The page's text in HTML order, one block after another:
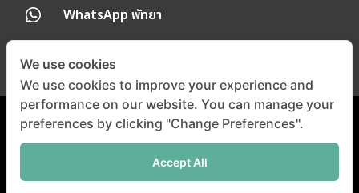
 WhatsApp พัทยา
นโยบายความเป็นส่วนตัว|นโยบายคุกกี้
©Copyright 2024 |AllRight Reserved
We use cookies
We use cookies to improve your experience and
performance on our website. You can manage your
preferences by clicking "Change Preferences".
Accept All